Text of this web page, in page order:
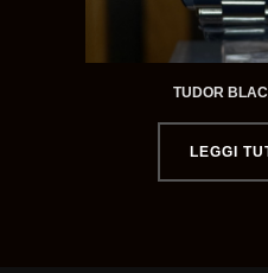
TUDOR
LEGGI